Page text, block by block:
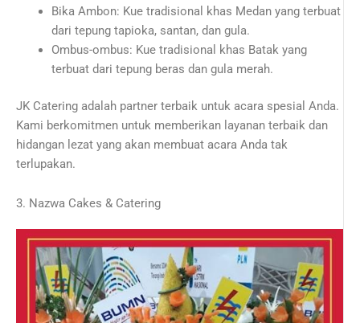
Bika Ambon: Kue tradisional khas Medan yang terbuat
dari tepung tapioka, santan, dan gula.
Ombus-ombus: Kue tradisional khas Batak yang
terbuat dari tepung beras dan gula merah.
JK Catering adalah partner terbaik untuk acara spesial Anda.
Kami berkomitmen untuk memberikan layanan terbaik dan
hidangan lezat yang akan membuat acara Anda tak
terlupakan.
3. Nazwa Cakes & Catering